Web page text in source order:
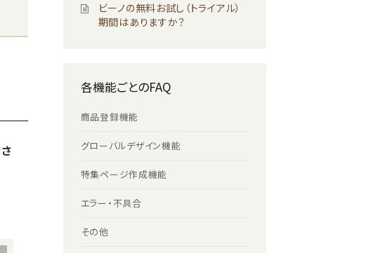
ビーノの無料お試し（トライアル）
期間はありますか？
各機能ごとのFAQ
商品登録機能
グローバルデザイン機能
特集ページ作成機能
エラー・不具合
その他